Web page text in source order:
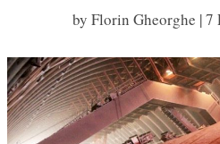
by Florin Gheorghe |7